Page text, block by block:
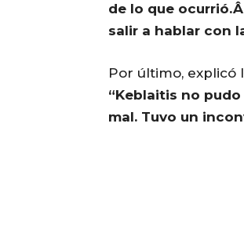
de lo que
salir a hablar con
Por último, explicó
“Keblaitis no
mal. Tuvo un